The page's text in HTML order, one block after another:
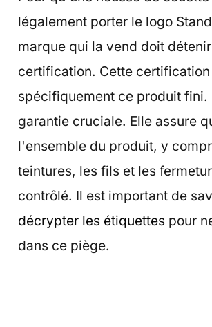
légalement porter le logo
marque qui la vend doit
certification. Cette
spécifiquement ce produit fini.
garantie cruciale. Elle assure
l'ensemble du produit, y
teintures, les fils et les
contrôlé. Il est important de
décrypter les étiquettes pour
dans ce piège.